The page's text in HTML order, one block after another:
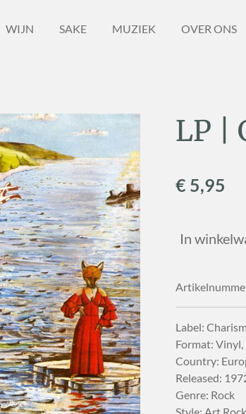
WIJN SAKE MUZIEK OVER ONS
LP |
€ 5,95
In
Label:
Format: Vinyl,
Country:
Released:
Genre: Rock